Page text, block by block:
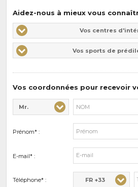
Aidez-nous à mieux vous
Vos
centres
d'intérêts
Vos centres
Vos
sports
de
Vos sports de
Vos coordonnées pour recevoir
Civilité* :
Mr.
Nom* :
Prénom* :
E-mail* :
Téléphone* : FR +33